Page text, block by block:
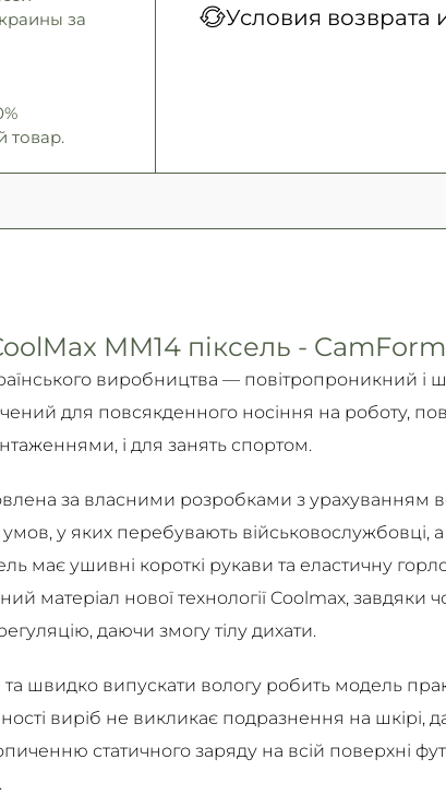
за
товар.
Новая Почта (курьер)
онлайн, Google Pay,
Условия возврата
ММ14 піксель -
виробництва — повітропроникний і
для повсякденного носіння на роботу,
і для занять спортом.
за власними розробками з урахуванням
умов, у яких перебувають
має ушивні короткі рукави та еластичну
матеріал нової технології Coolmax, завдяки
даючи змогу тілу дихати.
та швидко випускати вологу робить модель
виріб не викликає подразнення на шкірі,
статичного заряду на всій поверхні